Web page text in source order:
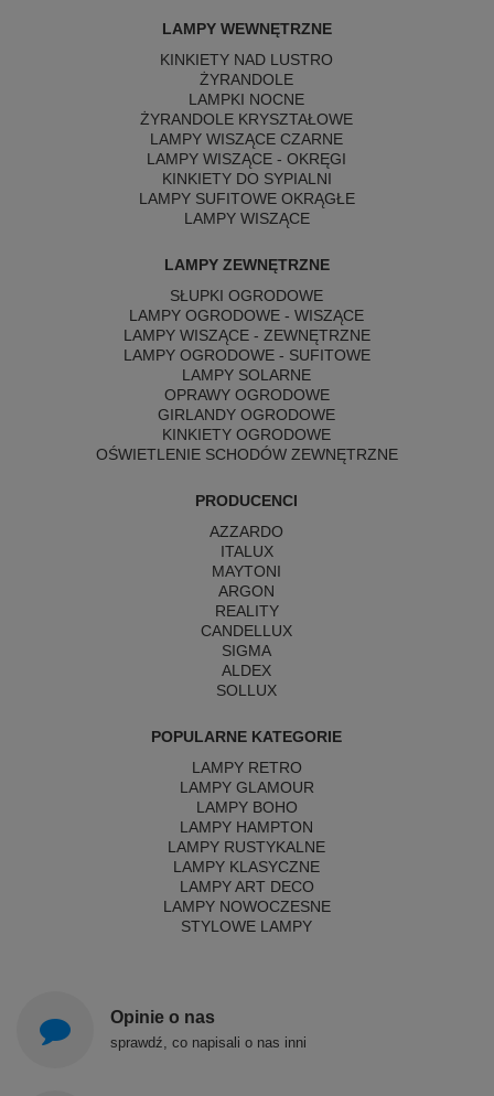
LAMPY WEWNĘTRZNE
KINKIETY NAD LUSTRO
ŻYRANDOLE
LAMPKI NOCNE
ŻYRANDOLE KRYSZTAŁOWE
LAMPY WISZĄCE CZARNE
LAMPY WISZĄCE - OKRĘGI
KINKIETY DO SYPIALNI
LAMPY SUFITOWE OKRĄGŁE
LAMPY WISZĄCE
LAMPY ZEWNĘTRZNE
SŁUPKI OGRODOWE
LAMPY OGRODOWE - WISZĄCE
LAMPY WISZĄCE - ZEWNĘTRZNE
LAMPY OGRODOWE - SUFITOWE
LAMPY SOLARNE
OPRAWY OGRODOWE
GIRLANDY OGRODOWE
KINKIETY OGRODOWE
OŚWIETLENIE SCHODÓW ZEWNĘTRZNE
PRODUCENCI
AZZARDO
ITALUX
MAYTONI
ARGON
REALITY
CANDELLUX
SIGMA
ALDEX
SOLLUX
POPULARNE KATEGORIE
LAMPY RETRO
LAMPY GLAMOUR
LAMPY BOHO
LAMPY HAMPTON
LAMPY RUSTYKALNE
LAMPY KLASYCZNE
LAMPY ART DECO
LAMPY NOWOCZESNE
STYLOWE LAMPY
Opinie o nas
sprawdź, co napisali o nas inni